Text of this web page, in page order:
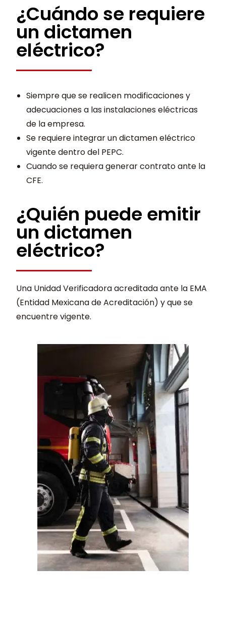
¿Cuándo se requiere
un dictamen
eléctrico?
Siempre que se realicen modificaciones y
adecuaciones a las instalaciones eléctricas
de la empresa.
Se requiere integrar un dictamen eléctrico
vigente dentro del PEPC.
Cuando se requiera generar contrato ante la
CFE.
¿Quién puede emitir
un dictamen
eléctrico?
Una Unidad Verificadora acreditada ante la EMA
(Entidad Mexicana de Acreditación) y que se
encuentre vigente.